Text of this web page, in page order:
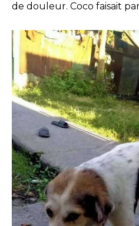
de douleur. Coco faisait